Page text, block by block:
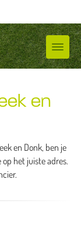
en
en Donk, ben je
het juiste adres.